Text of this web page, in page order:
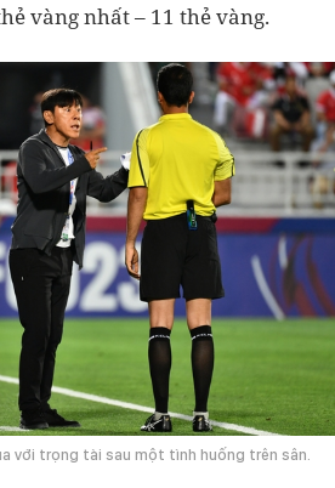
vàng nhất – 11 thẻ vàng.
với trọng tài sau một tình huống trên sân.